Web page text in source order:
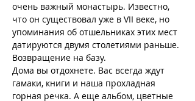
очень важный монастырь. Известно,
что он существовал уже в VII веке, но
упоминания об отшельниках этих мест
датируются двумя столетиями раньше.
Возвращение на базу.
Дома вы отдохнете. Вас всегда ждут
гамаки, книги и наша прохладная
горная речка. А еще альбом, цветные